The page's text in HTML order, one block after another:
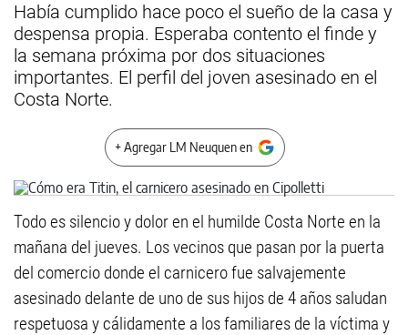
Había cumplido hace poco el sueño de la casa y
despensa propia. Esperaba contento el finde y
la semana próxima por dos situaciones
importantes. El perfil del joven asesinado en el
Costa Norte.
+ Agregar LM Neuquen en
Todo es silencio y dolor en el humilde Costa Norte en la
mañana del jueves. Los vecinos que pasan por la puerta
del comercio donde el carnicero fue salvajemente
asesinado delante de uno de sus hijos de 4 años saludan
respetuosa y cálidamente a los familiares de la víctima y